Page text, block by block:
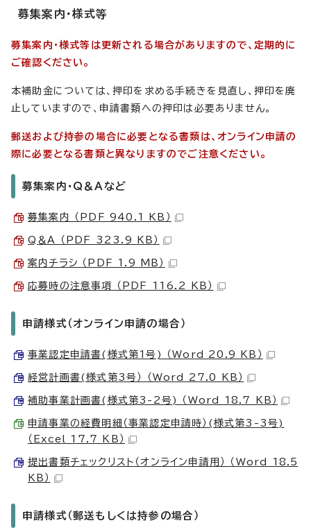
募集案内・様式等
募集案内・様式等は更新される場合がありますので、定期的に
ご確認ください。
本補助金については、押印を求める手続きを見直し、押印を廃
止していますので、申請書類への押印は必要ありません。
郵送および持参の場合に必要となる書類は、オンライン申請の
際に必要となる書類と異なりますのでご注意ください。
募集案内・Q＆Aなど
募集案内 （PDF 940.1 KB）
Q＆A （PDF 323.9 KB）
案内チラシ （PDF 1.9 MB）
応募時の注意事項 （PDF 116.2 KB）
申請様式（オンライン申請の場合）
事業認定申請書(様式第1号) （Word 20.9 KB）
経営計画書(様式第3号） （Word 27.0 KB）
補助事業計画書(様式第3-2号) （Word 18.7 KB）
申請事業の経費明細（事業認定申請時）(様式第3-3号)
（Excel 17.7 KB）
提出書類チェックリスト（オンライン申請用） （Word 18.5
KB）
申請様式（郵送もしくは持参の場合）